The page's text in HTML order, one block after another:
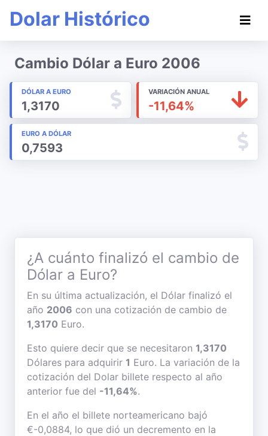
Dolar Histórico
Cambio Dólar a Euro 2006
DÓLAR A EURO
1,3170
VARIACIÓN ANUAL
-11,64%
EURO A DÓLAR
0,7593
¿A cuánto finalizó el cambio de
Dólar a Euro?
En su última actualización, el Dólar finalizó el
año 2006 con una cotización de cambio de
1,3170 Euro.
Esto quiere decir que se necesitaron 1,3170
Dólares para adquirir 1 Euro. La variación de la
cotización del Dolar billete respecto al año
anterior fue del -11,64%.
En el año el billete norteamericano bajó
€-0,0884, lo que dió un decremento en la